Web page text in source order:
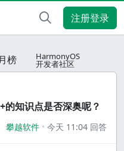
注册登录
榜 HarmonyOS
开发者社区
的知识点是否深奥呢？
攀越软件 今天 11:04 回答